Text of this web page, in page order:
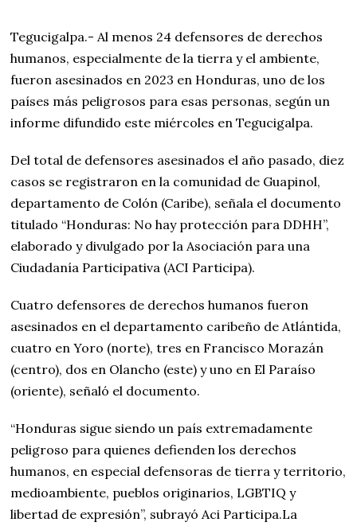
Tegucigalpa.- Al menos 24 defensores de derechos
humanos, especialmente de la tierra y el ambiente,
fueron asesinados en 2023 en Honduras, uno de los
países más peligrosos para esas personas, según un
informe difundido este miércoles en Tegucigalpa.
Del total de defensores asesinados el año pasado, diez
casos se registraron en la comunidad de Guapinol,
departamento de Colón (Caribe), señala el documento
titulado “Honduras: No hay protección para DDHH”,
elaborado y divulgado por la Asociación para una
Ciudadanía Participativa (ACI Participa).
Cuatro defensores de derechos humanos fueron
asesinados en el departamento caribeño de Atlántida,
cuatro en Yoro (norte), tres en Francisco Morazán
(centro), dos en Olancho (este) y uno en El Paraíso
(oriente), señaló el documento.
“Honduras sigue siendo un país extremadamente
peligroso para quienes defienden los derechos
humanos, en especial defensoras de tierra y territorio,
medioambiente, pueblos originarios, LGBTIQ y
libertad de expresión”, subrayó Aci Participa.La